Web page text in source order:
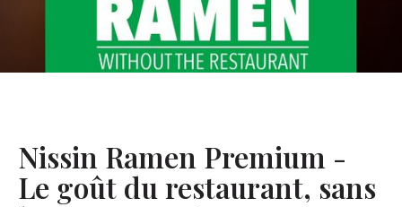
De Nous
Nissin Ramen Premium -
Le goût du restaurant, sans